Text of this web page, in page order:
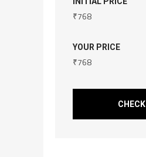
₹768
YOUR PRICE
₹768
CHECK